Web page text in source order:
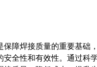
保障焊接质量的重要基础
安全性和有效性。通过科